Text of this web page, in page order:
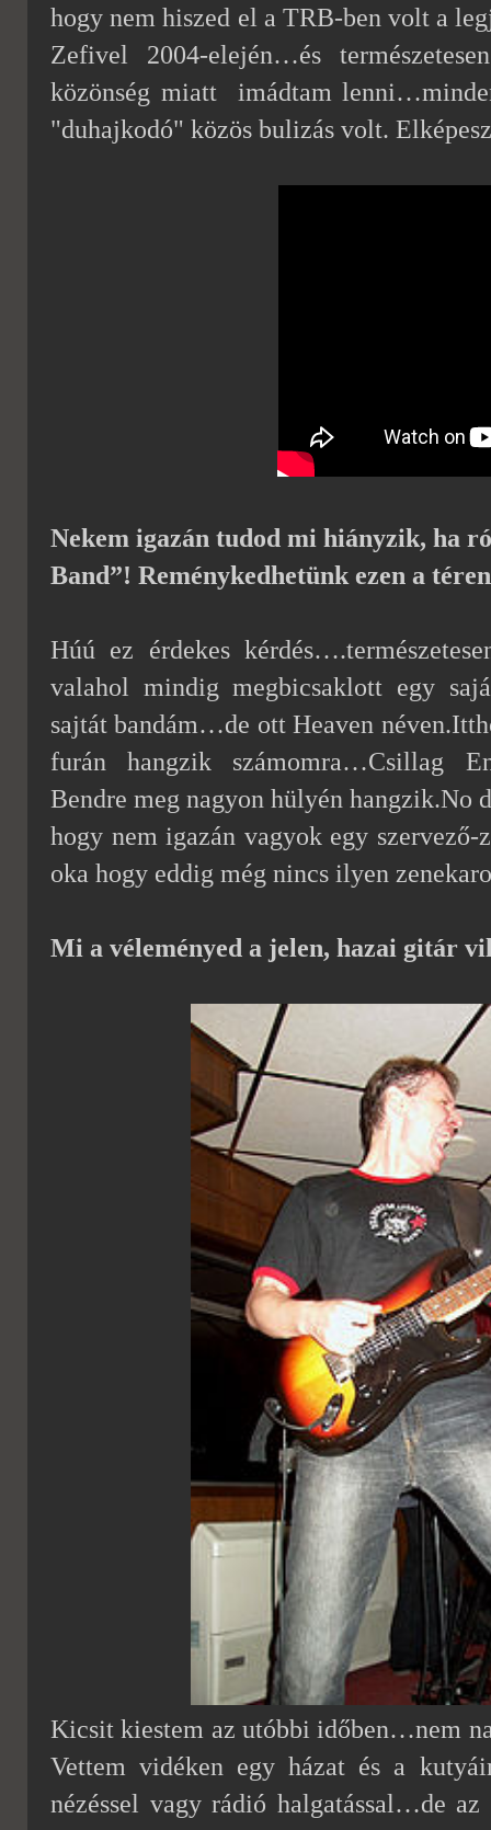
hogy nem hiszed el a TRB-ben volt a
Zefivel 2004-elején…és
közönség miatt
imádtam
"duhajkodó" közös bulizás volt.
Nekem igazán tudod mi hiányzik, ha
Band”! Reménykedhetünk ezen a
Húú ez érdekes
valahol mindig megbicsaklott egy
sajtát bandám…de ott Heaven
furán hangzik számomra…Csillag
Bendre meg nagyon hülyén hangzik.No
hogy nem igazán vagyok egy
oka hogy eddig még nincs ilyen
Mi a véleményed a jelen, hazai gitár
Kicsit kiestem az utóbbi időben…nem
Vettem vidéken egy házat és a
nézéssel vagy rádió halgatással…de